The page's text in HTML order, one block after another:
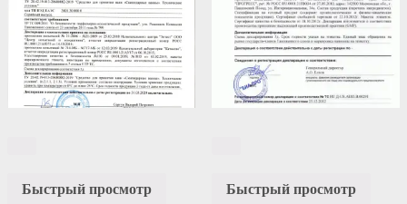
Быстрый просмотр
Быстрый просмотр